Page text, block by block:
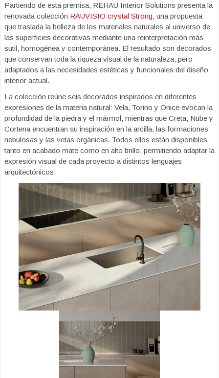
Partiendo de esta premisa, REHAU Interior Solutions presenta la
renovada colección RAUVISIO crystal Strong, una propuesta
que traslada la belleza de los materiales naturales al universo de
las superficies decorativas mediante una reinterpretación más
sutil, homogénea y contemporánea. El resultado son decorados
que conservan toda la riqueza visual de la naturaleza, pero
adaptados a las necesidades estéticas y funcionales del diseño
interior actual.
La colección reúne seis decorados inspirados en diferentes
expresiones de la materia natural: Vela, Torino y Onice evocan la
profundidad de la piedra y el mármol, mientras que Creta, Nube y
Cortena encuentran su inspiración en la arcilla, las formaciones
nebulosas y las vetas orgánicas. Todos ellos están disponibles
tanto en acabado mate como en alto brillo, permitiendo adaptar la
expresión visual de cada proyecto a distintos lenguajes
arquitectónicos.